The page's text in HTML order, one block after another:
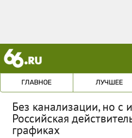
ГЛАВНОЕ ЛУЧШЕЕ
Без канализации, но с
Российская
графиках